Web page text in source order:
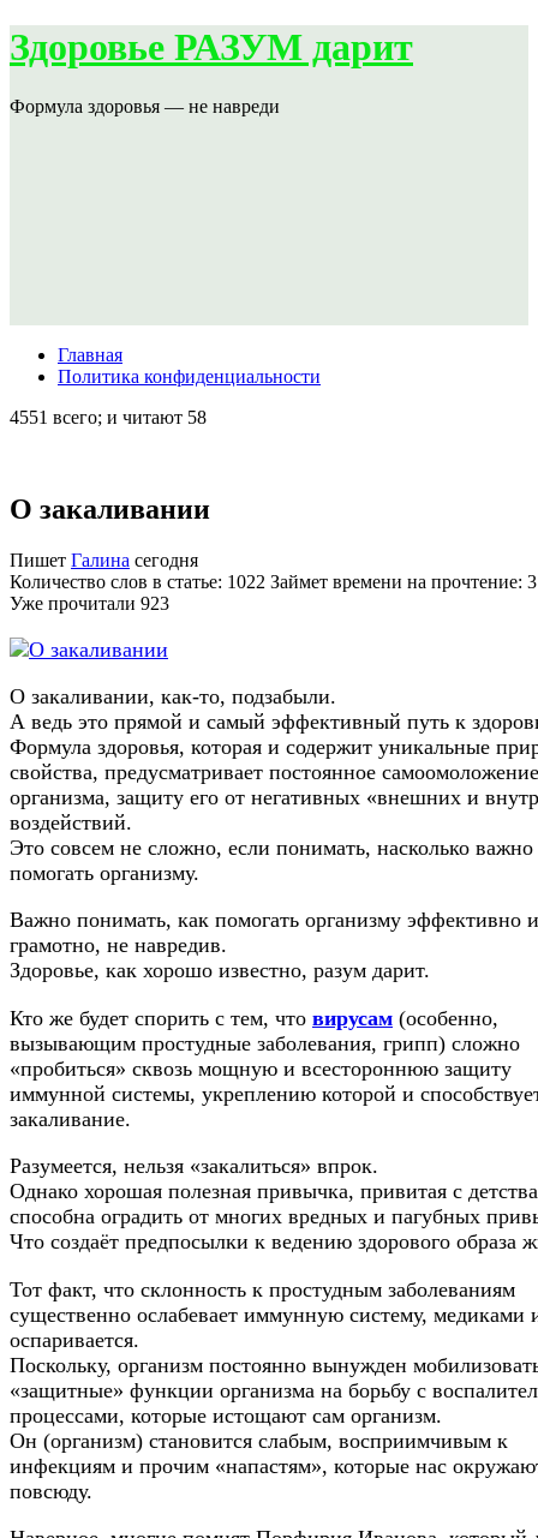
Здоровье РАЗУМ дарит
Формула здоровья — не навреди
Главная
Политика конфиденциальности
4551 всего; и читают 58
О закаливании
Пишет Галина сегодня
Количество слов в статье: 1022 Займет времени на прочтение:
Уже прочитали 923
О закаливании, как-то, подзабыли.
А ведь это прямой и самый эффективный путь к
Формула здоровья, которая и содержит уникальные
свойства, предусматривает постоянное самоомоложение
организма, защиту его от негативных «внешних и
воздействий.
Это совсем не сложно, если понимать, насколько важно
помогать организму.
Важно понимать, как помогать организму эффективно и
грамотно, не навредив.
Здоровье, как хорошо известно, разум дарит.
Кто же будет спорить с тем, что вирусам (особенно,
вызывающим простудные заболевания, грипп) сложно
«пробиться» сквозь мощную и всестороннюю защиту
иммунной системы, укреплению которой и
закаливание.
Разумеется, нельзя «закалиться» впрок.
Однако хорошая полезная привычка, привитая с детства
способна оградить от многих вредных и пагубных
Что создаёт предпосылки к ведению здорового образа
Тот факт, что склонность к простудным заболеваниям
существенно ослабевает иммунную систему, медиками
оспаривается.
Поскольку, организм постоянно вынужден
«защитные» функции организма на борьбу с
процессами, которые истощают сам организм.
Он (организм) становится слабым, восприимчивым к
инфекциям и прочим «напастям», которые нас
повсюду.